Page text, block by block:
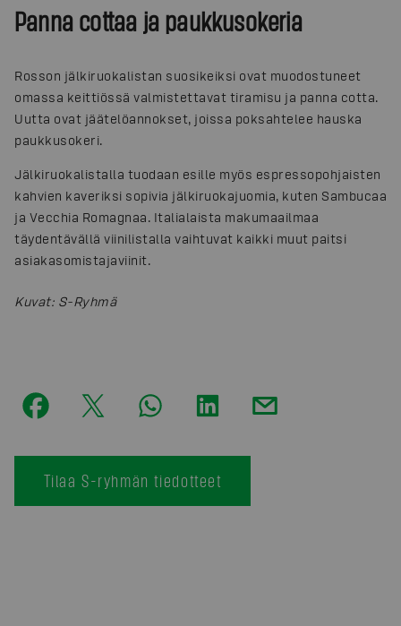
Panna cottaa ja paukkusokeria
Rosson jälkiruokalistan suosikeiksi ovat muodostuneet
omassa keittiössä valmistettavat tiramisu ja panna cotta.
Uutta ovat jäätelöannokset, joissa poksahtelee hauska
paukkusokeri.
Jälkiruokalistalla tuodaan esille myös espressopohjaisten
kahvien kaveriksi sopivia jälkiruokajuomia, kuten Sambucaa
ja Vecchia Romagnaa. Italialaista makumaailmaa
täydentävällä viinilistalla vaihtuvat kaikki muut paitsi
asiakasomistajaviinit.
Kuvat: S-Ryhmä
Tilaa S-ryhmän tiedotteet